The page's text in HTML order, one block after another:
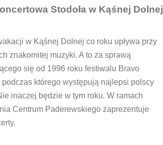
Stodoła w Kąśnej Dolnej
w Kąśnej Dolnej co roku upływa przy
znakomitej muzyki. A to za sprawą
się od 1996 roku festiwalu Bravo
podczas którego występują najlepsi polscy
inaczej będzie w tym roku. W ramach
Centrum Paderewskiego zaprezentuje